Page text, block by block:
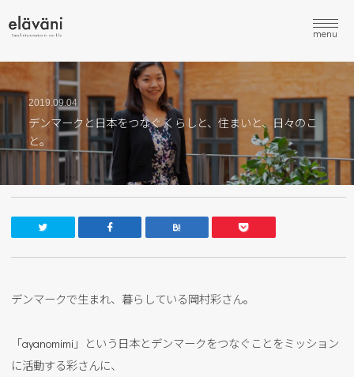
menu
2019.09.04
デンマークと日本をつなぐ くらしと、住まいと、日々のこ
と。
デンマークで生まれ、暮らしている岡村彩さん。
「ayanomimi」という日本とデンマークをつなぐことをミッション
に活動する彩さんに、